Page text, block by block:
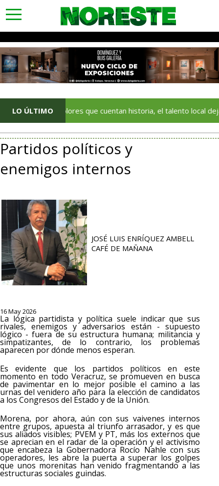
toggle
navigation
LO ÚLTIMO
Con colores que cuentan historia, el talento local deja huella
Partidos políticos y
enemigos internos
JOSÉ LUIS ENRÍQUEZ AMBELL
CAFÉ DE MAÑANA
16 May 2026
La lógica partidista y política suele indicar que sus
rivales, enemigos y adversarios están - supuesto
lógico - fuera de su estructura humana; militancia y
simpatizantes, de lo contrario, los problemas
aparecen por dónde menos esperan.
Es evidente que los partidos políticos en este
momento en todo Veracruz, se promueven en busca
de pavimentar en lo mejor posible el camino a las
urnas del venidero año para la elección de candidatos
a los Congresos del Estado y de la Unión.
Morena, por ahora, aún con sus vaivenes internos
entre grupos, apuesta al triunfo arrasador, y es que
sus aliados visibles; PVEM y PT, más los externos que
se aprecian en el radar de la operación y el activismo
que encabeza la Gobernadora Rocío Nahle con sus
operadores, les abre la puerta a superar los golpes
que unos morenitas han venido fragmentando a las
estructuras sociales guindas.